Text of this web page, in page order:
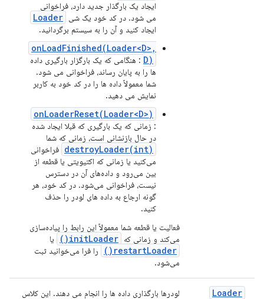
ایجاد یک بارگذار جدید دارد، فراخوانی
می شود. در کد خود یک شی Loader
ایجاد کنید و آن را به سیستم برگردانید.
onLoadFinished(Loader<D>,
D) : هنگامی که یک بارگزار بارگیری داده
ها را به پایان رساند، فراخوانی می شود.
شما معمولاً داده ها را در کد خود به کاربر
نمایش می دهید.
onLoaderReset(Loader<D>)
: زمانی که یک بارگیری که قبلا ایجاد شده
در حال بازنشانی است، زمانی که شما
destroyLoader(int) فراخوانی
می‌کنید یا زمانی که اکتیویتی یا قطعه از
بین می‌رود و داده‌های آن در دسترس
نیست، فراخوانی می‌شود. در کد خود، هر
گونه ارجاع به داده های لودر را حذف
کنید.
فعالیت یا قطعه شما معمولاً این رابط را پیاده‌سازی
می‌کند و زمانی که
initLoader(
) یا
restartLoader(
)
را فرا می‌خوانید ثبت
می‌شود.
Loader
لودرها بارگذاری داده ها را انجام می دهند. این کلاس